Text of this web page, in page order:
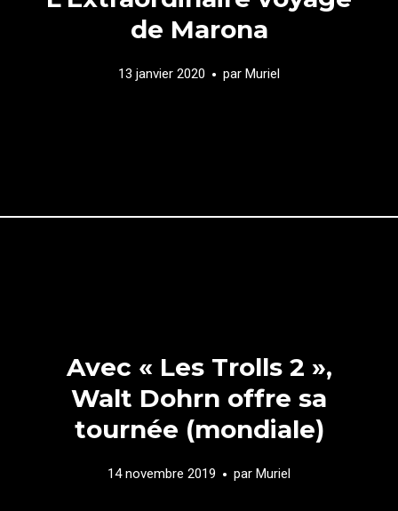
de Marona
13 janvier 2020 par Muriel
Avec « Les Trolls 2 »,
Walt Dohrn offre sa
tournée (mondiale)
14 novembre 2019 par Muriel